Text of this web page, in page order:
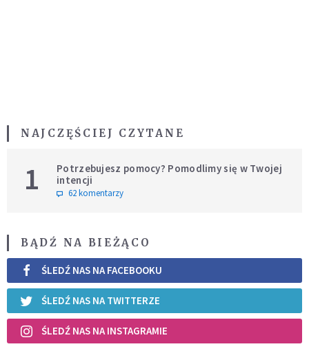
NAJCZĘŚCIEJ CZYTANE
1
Potrzebujesz pomocy? Pomodlimy się w Twojej
intencji
62 komentarzy
BĄDŹ NA BIEŻĄCO
ŚLEDŹ NAS NA FACEBOOKU
ŚLEDŹ NAS NA TWITTERZE
ŚLEDŹ NAS NA INSTAGRAMIE